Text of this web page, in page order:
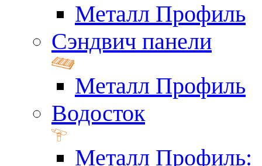
Металл Профиль
Сэндвич панели
Металл Профиль
Водосток
Металл Профиль: